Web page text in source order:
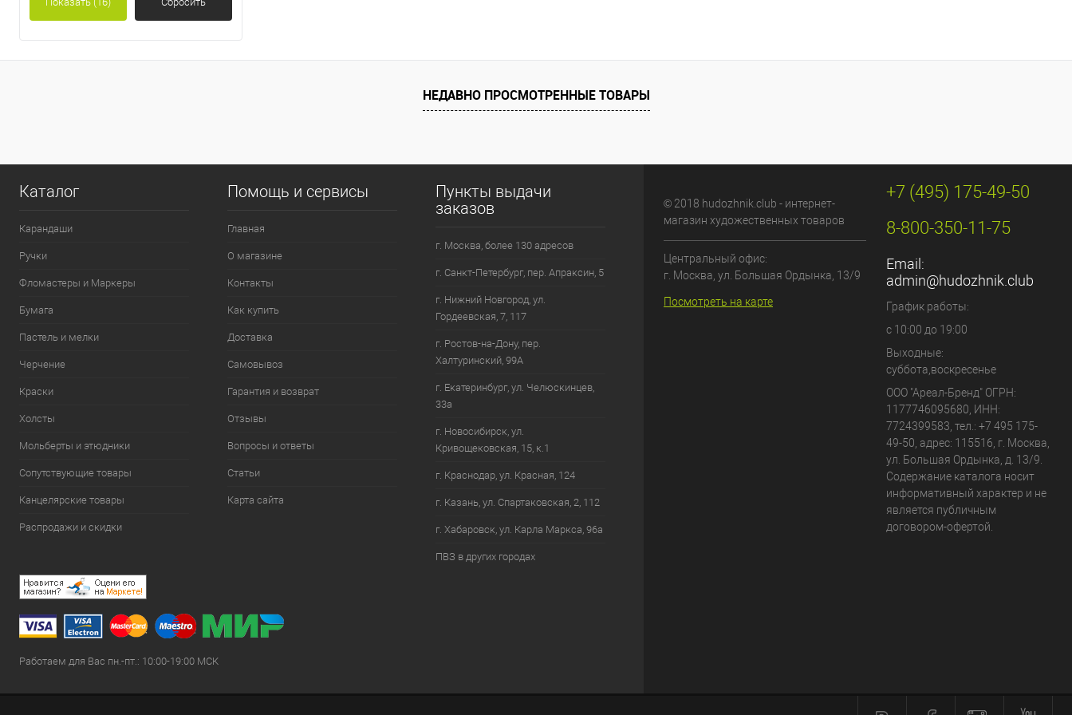
НЕДАВНО ПРОСМОТРЕННЫЕ ТОВАРЫ
Каталог
Карандаши
Ручки
Фломастеры и Маркеры
Бумага
Пастель и мелки
Черчение
Краски
Холсты
Мольберты и этюдники
Сопутствующие товары
Канцелярские товары
Распродажи и скидки
Помощь и сервисы
Главная
О магазине
Контакты
Как купить
Доставка
Самовывоз
Гарантия и возврат
Отзывы
Вопросы и ответы
Статьи
Карта сайта
Пункты выдачи
заказов
г. Москва, более 130 адресов
г. Санкт-Петербург, пер. Апраксин, 5
г. Нижний Новгород, ул.
Гордеевская, 7, 117
г. Ростов-на-Дону, пер.
Халтуринский, 99А
г. Екатеринбург, ул. Челюскинцев,
33а
г. Новосибирск, ул.
Кривощековская, 15, к.1
г. Краснодар, ул. Красная, 124
г. Казань, ул. Спартаковская, 2, 112
г. Хабаровск, ул. Карла Маркса, 96а
ПВЗ в других городах
Работаем для Вас пн.-пт.: 10:00-19:00 МСК
© 2018 hudozhnik.club - интернет-
магазин художественных товаров
Центральный офис:
г. Москва, ул. Большая Ордынка, 13/9
Посмотреть на карте
+7 (495) 175-49-50
8-800-350-11-75
Email:
admin@hudozhnik.club
График работы:
с 10:00 до 19:00
Выходные:
суббота,воскресенье
ООО "Ареал-Бренд" ОГРН:
1177746095680, ИНН:
7724399583, тел.: +7 495 175-
49-50, адрес: 115516, г. Москва,
ул. Большая Ордынка, д. 13/9.
Содержание каталога носит
информативный характер и не
является публичным
договором-офертой.